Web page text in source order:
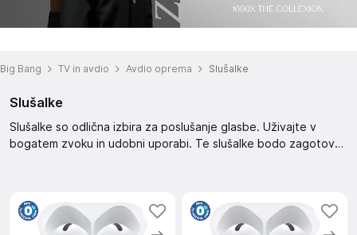
Big Bang TV in avdio Avdio oprema Slušalke
Slušalke
Slušalke so odlična izbira za poslušanje glasbe. Uživajte v
bogatem zvoku in udobni uporabi. Te slušalke bodo zagotovo